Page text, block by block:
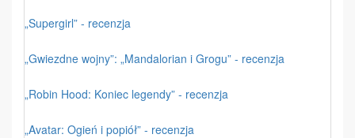
„Supergirl” - recenzja
„Gwiezdne wojny”: „Mandalorian i Grogu” - recenzja
„Robin Hood: Koniec legendy” - recenzja
„Avatar: Ogień i popiół” - recenzja